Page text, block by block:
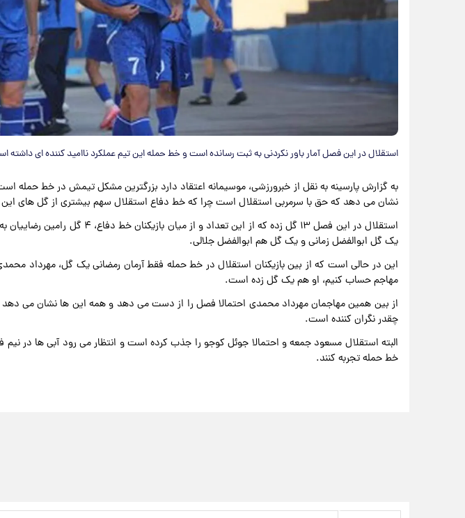
استقلال در این فصل آمار باور نکردنی به ثبت رسانده است و خط حمله این تیم عملکرد ناامید کننده ای داشته
به گزارش پارسینه به نقل از خبرورزشی، موسیمانه اعتقاد دارد بزرگترین مشکل تیمش در خط حمله
نشان می دهد که حق با سرمربی استقلال است چرا که خط دفاع استقلال سهم بیشتری از گل های
یک گل ابوالفضل زمانی و یک گل هم ابوالفضل جلالی.
این در حالی است که از بین بازیکنان استقلال در خط حمله فقط آرمان رمضانی یک گل، مهرداد
مهاجم حساب کنیم، او هم یک گل زده است.
از بین همین مهاجمان مهرداد محمدی احتمالا فصل را از دست می دهد و همه این ها نشان می
چقدر نگران کننده است.
البته استقلال مسعود جمعه و احتمالا جوئل کوجو را جذب کرده است و انتظار می رود آبی ها در نیم
خط حمله تجربه کنند.